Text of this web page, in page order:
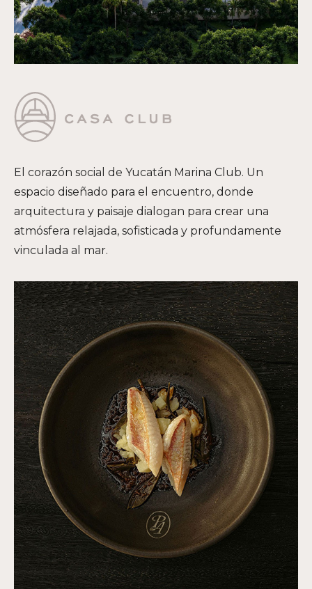
El corazón social de Yucatán Marina Club. Un
espacio diseñado para el encuentro, donde
arquitectura y paisaje dialogan para crear una
atmósfera relajada, sofisticada y profundamente
vinculada al mar.